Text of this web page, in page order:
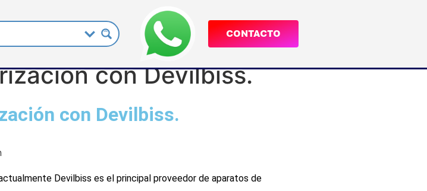
CONTACTO
con Devilbiss.
con Devilbiss.
Devilbiss es el principal proveedor de aparatos de